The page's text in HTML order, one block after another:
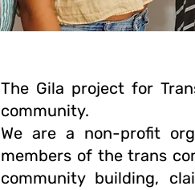
The Gila project for
community.
We are a non-profit
members of the trans
community building,